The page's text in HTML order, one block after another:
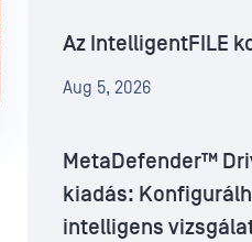
Az IntelligentFILE
Aug 5, 2026
MetaDefender™
kiadás:
intelligens